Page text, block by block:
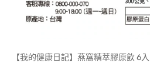
【我的健康日記】燕窩精萃膠原飲 6入